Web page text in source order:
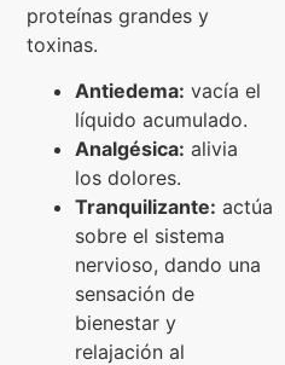
proteínas grandes y
toxinas.
Antiedema: vacía el
líquido acumulado.
Analgésica: alivia
los dolores.
Tranquilizante: actúa
sobre el sistema
nervioso, dando una
sensación de
bienestar y
relajación al